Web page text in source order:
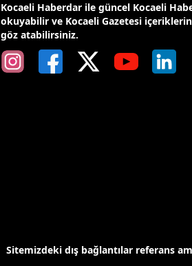
Kocaeli Haberdar ile güncel Kocaeli
okuyabilir ve Kocaeli Gazetesi
göz atabilirsiniz.
Sitemizdeki dış bağlantılar referans